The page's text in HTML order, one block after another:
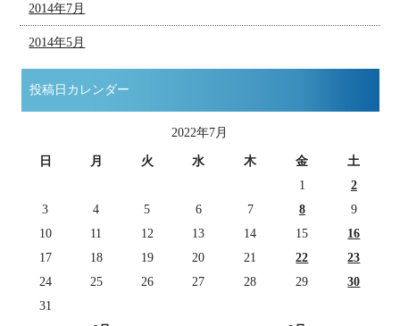
2014年7月
2014年5月
投稿日カレンダー
2022年7月
日 月 火 水 木 金 土
1
2
3
4 5 6 7 8
9
10
11 12 13 14 15
16
17
18 19 20 21 22
23
24
25 26 27 28 29
30
31